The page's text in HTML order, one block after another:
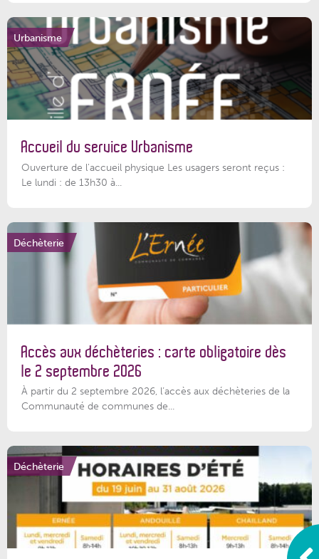
Urbanisme
Accueil du service Urbanisme
Ouverture de l'accueil physique Les usagers seront reçus :
Le lundi : de 13h30 à...
Déchèterie
Accès aux déchèteries : carte obligatoire dès
le 2 septembre 2026
À partir du 2 septembre 2026, l’accès aux déchèteries de la
Communauté de communes de...
Déchèterie